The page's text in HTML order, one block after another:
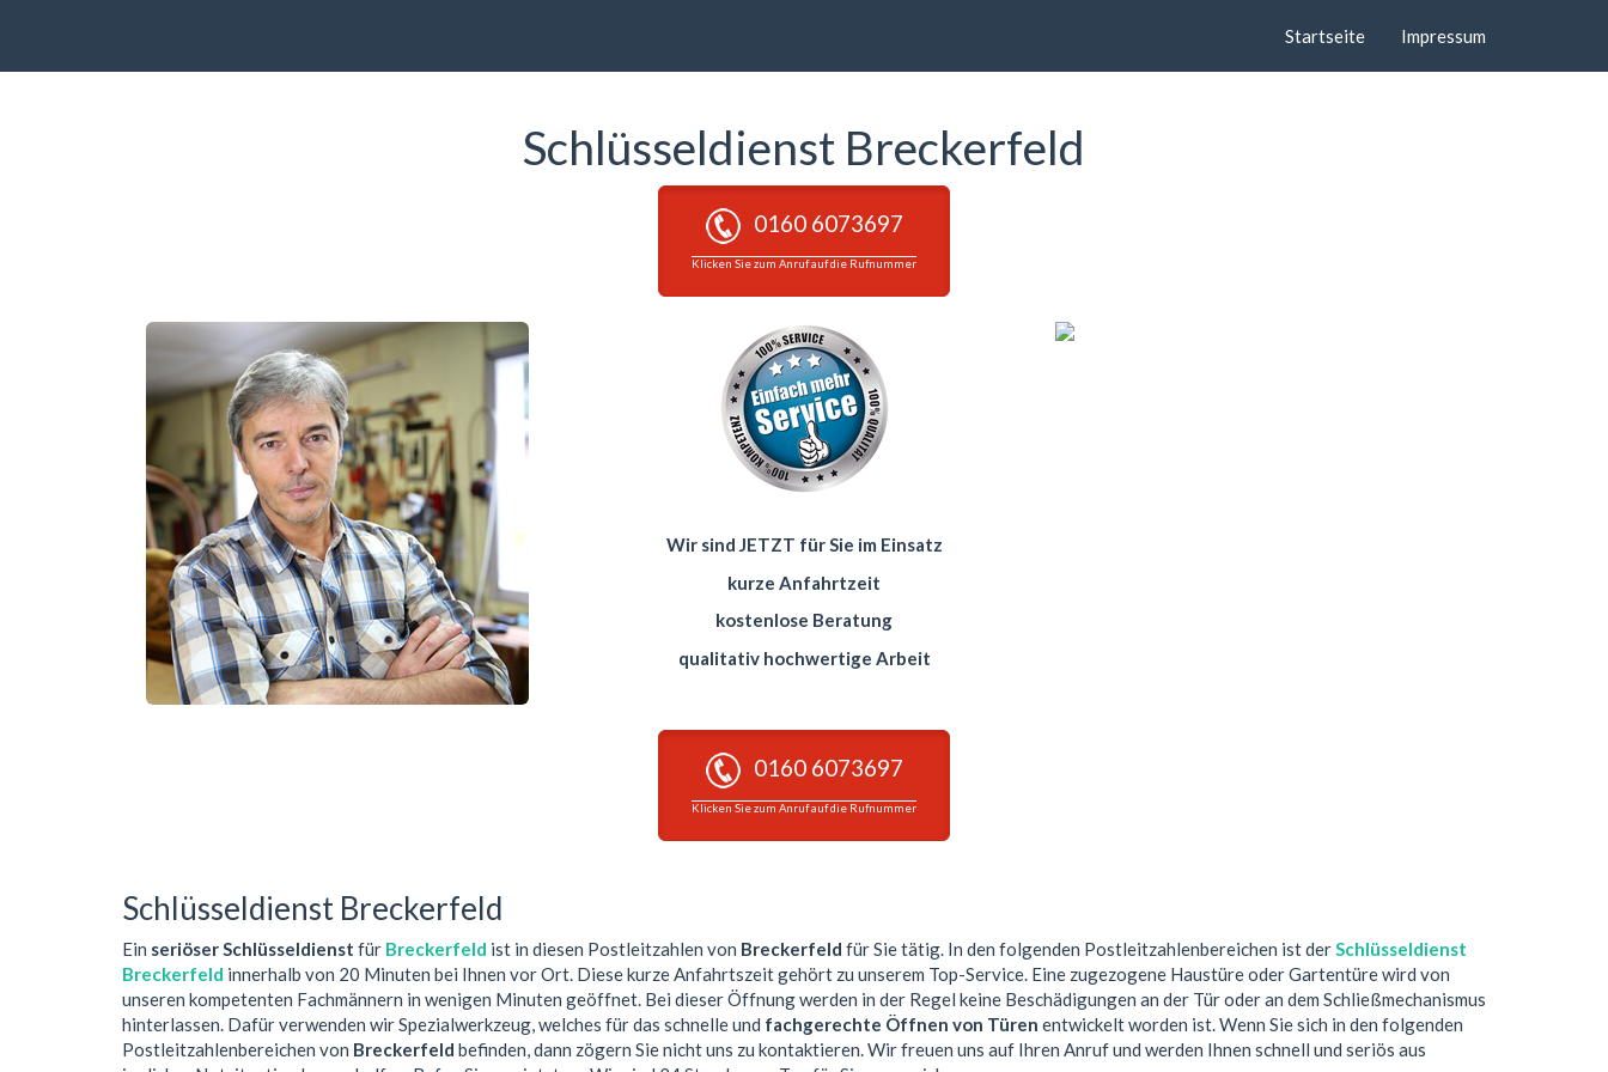
Startseite Impressum
Schlüsseldienst Breckerfeld
0160 6073697
Klicken Sie zum Anruf auf die Rufnummer
Wir sind JETZT für Sie im Einsatz
kurze Anfahrtzeit
kostenlose Beratung
qualitativ hochwertige Arbeit
0160 6073697
Klicken Sie zum Anruf auf die Rufnummer
Schlüsseldienst Breckerfeld
Ein seriöser Schlüsseldienst für Breckerfeld ist in diesen Postleitzahlen von Breckerfeld für Sie tätig. In den folgenden Postleitzahlenbereichen ist derSchlüsseldienst
Breckerfeld innerhalb von 20 Minuten bei Ihnen vor Ort. Diese kurze Anfahrtszeit gehört zu unserem Top-Service. Eine zugezogene Haustüre oder Gartentüre wird von
unseren kompetenten Fachmännern in wenigen Minuten geöffnet. Bei dieser Öffnung werden in der Regel keine Beschädigungen an der Tür oder an dem Schließmechanismus
hinterlassen. Dafür verwenden wir Spezialwerkzeug, welches für das schnelle und fachgerechte Öffnen von Türen entwickelt worden ist. Wenn Sie sich in den folgenden
Postleitzahlenbereichen von Breckerfeld befinden, dann zögern Sie nicht uns zu kontaktieren. Wir freuen uns auf Ihren Anruf und werden Ihnen schnell und seriös aus